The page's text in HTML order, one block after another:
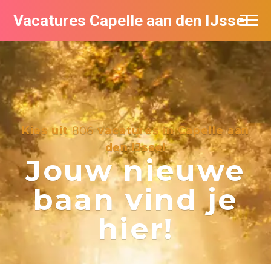
Vacatures Capelle aan den IJssel
Kies uit806vacatures in Capelle aan
den IJssel
Jouw nieuwe
baan vind je
hier!